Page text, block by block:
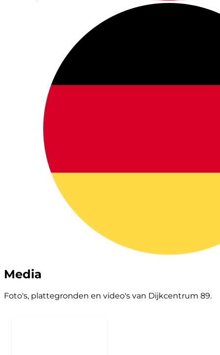
Media
Foto's, plattegronden en video's van Dijkcentrum 89.